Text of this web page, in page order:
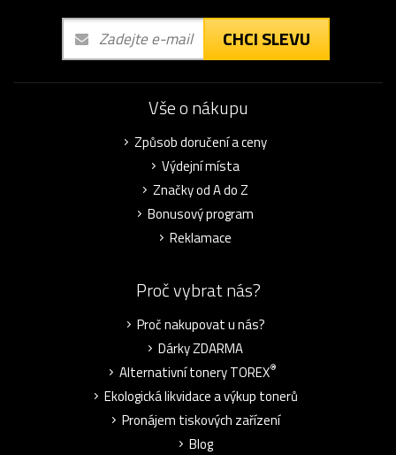
CHCI SLEVU
Vše o nákupu
Způsob doručení a ceny
Výdejní místa
Značky od A do Z
Bonusový program
Reklamace
Proč vybrat nás?
Proč nakupovat u nás?
Dárky ZDARMA
Alternativní tonery TOREX®
Ekologická likvidace a výkup tonerů
Pronájem tiskových zařízení
Blog